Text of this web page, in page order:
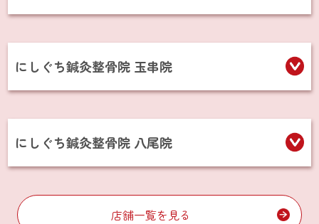
にしぐち鍼灸整骨院 玉串院
にしぐち鍼灸整骨院 八尾院
店舗一覧を見る